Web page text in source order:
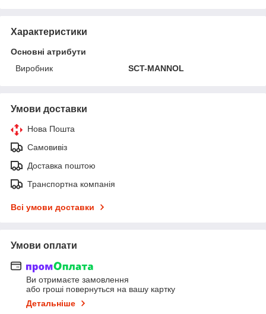
Характеристики
Основні атрибути
Виробник
SCT-MANNOL
Умови доставки
Нова Пошта
Самовивіз
Доставка поштою
Транспортна компанія
Всі умови доставки
Умови оплати
Ви отримаєте замовлення
або гроші повернуться на вашу картку
Детальніше